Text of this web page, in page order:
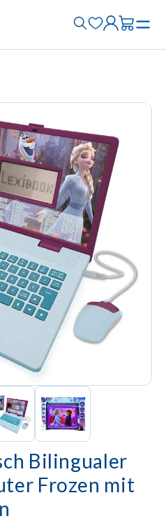
Bilingualer
Frozen mit